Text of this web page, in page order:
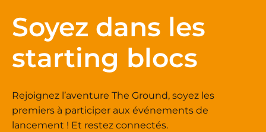
Soyez dans les
starting blocs
Rejoignez l’aventure The Ground, soyez les
premiers à participer aux événements de
lancement ! Et restez connectés.